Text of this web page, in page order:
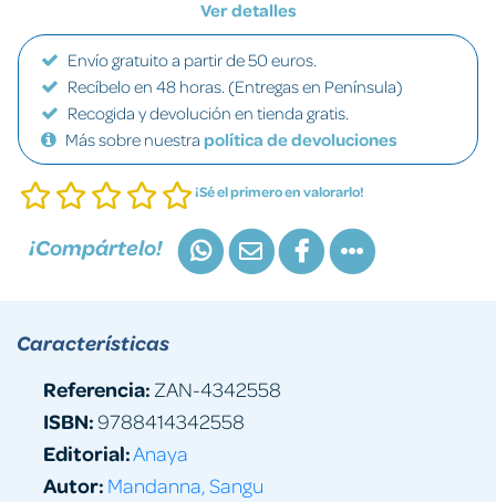
Ver detalles
Envío gratuito a partir de 50 euros.
Recíbelo en 48 horas. (Entregas en Península)
Recogida y devolución en tienda gratis.
Más sobre nuestra política de devoluciones
¡Sé el primero en valorarlo!
¡Compártelo!
Características
Referencia: ZAN-4342558
ISBN:9788414342558
Editorial:Anaya
Autor: Mandanna, Sangu